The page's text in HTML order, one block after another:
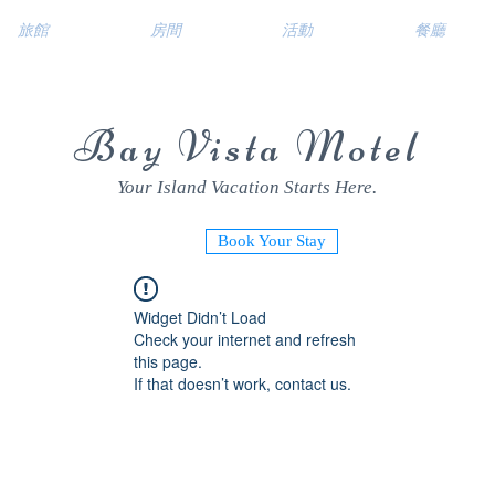
旅館 房間 活動 餐廳
Bay Vista Motel
Your Island Vacation Starts Here.
Book Your Stay
Widget Didn’t Load
Check your internet and refresh
this page.
If that doesn’t work, contact us.